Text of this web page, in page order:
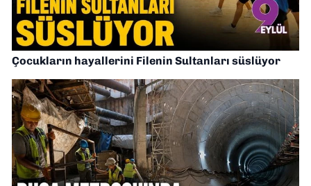
Çocukların hayallerini Filenin Sultanları süslüyor